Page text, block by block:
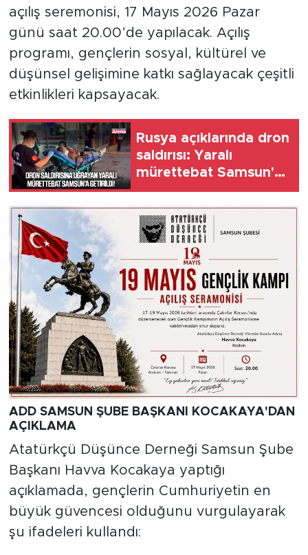
açılış seremonisi, 17 Mayıs 2026 Pazar
günü saat 20.00’de yapılacak. Açılış
programı, gençlerin sosyal, kültürel ve
düşünsel gelişimine katkı sağlayacak çeşitli
etkinlikleri kapsayacak.
Rusya açıklarında dron
saldırısı: Yaralı
mürettebat Samsun'a
getirildi
ADD SAMSUN ŞUBE BAŞKANI KOCAKAYA'DAN
AÇIKLAMA
Atatürkçü Düşünce Derneği Samsun Şube
Başkanı Havva Kocakaya yaptığı
açıklamada, gençlerin Cumhuriyetin en
büyük güvencesi olduğunu vurgulayarak
şu ifadeleri kullandı: